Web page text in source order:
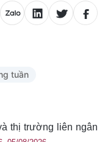
tuần
thị trường liên ngân